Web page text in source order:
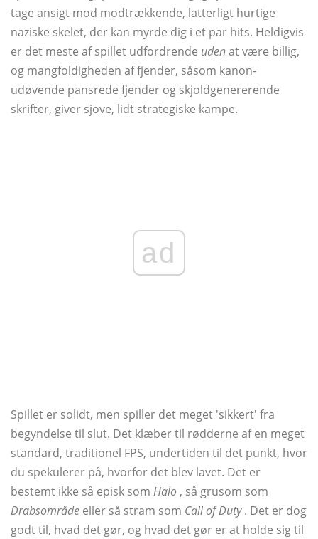
tage ansigt mod modtrækkende, latterligt hurtige
naziske skelet, der kan myrde dig i et par hits. Heldigvis
er det meste af spillet udfordrende udenat være billig,
og mangfoldigheden af ​​fjender, såsom kanon-
udøvende pansrede fjender og skjoldgenererende
skrifter, giver sjove, lidt strategiske kampe.
ad
Spillet er solidt, men spiller det meget 'sikkert' fra
begyndelse til slut. Det klæber til rødderne af en meget
standard, traditionel FPS, undertiden til det punkt, hvor
du spekulerer på, hvorfor det blev lavet. Det er
bestemt ikke så episk som Halo , så grusom som
Drabsområde eller så stram som Call of Duty. Det er dog
godt til, hvad det gør, og hvad det gør er at holde sig til